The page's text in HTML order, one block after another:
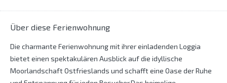
Über diese Ferienwohnung
Die charmante Ferienwohnung mit ihrer einladenden Loggia
bietet einen spektakulären Ausblick auf die idyllische
Moorlandschaft Ostfrieslands und schafft eine Oase der Ruhe